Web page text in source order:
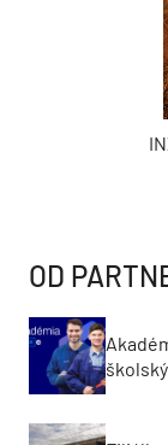
OD